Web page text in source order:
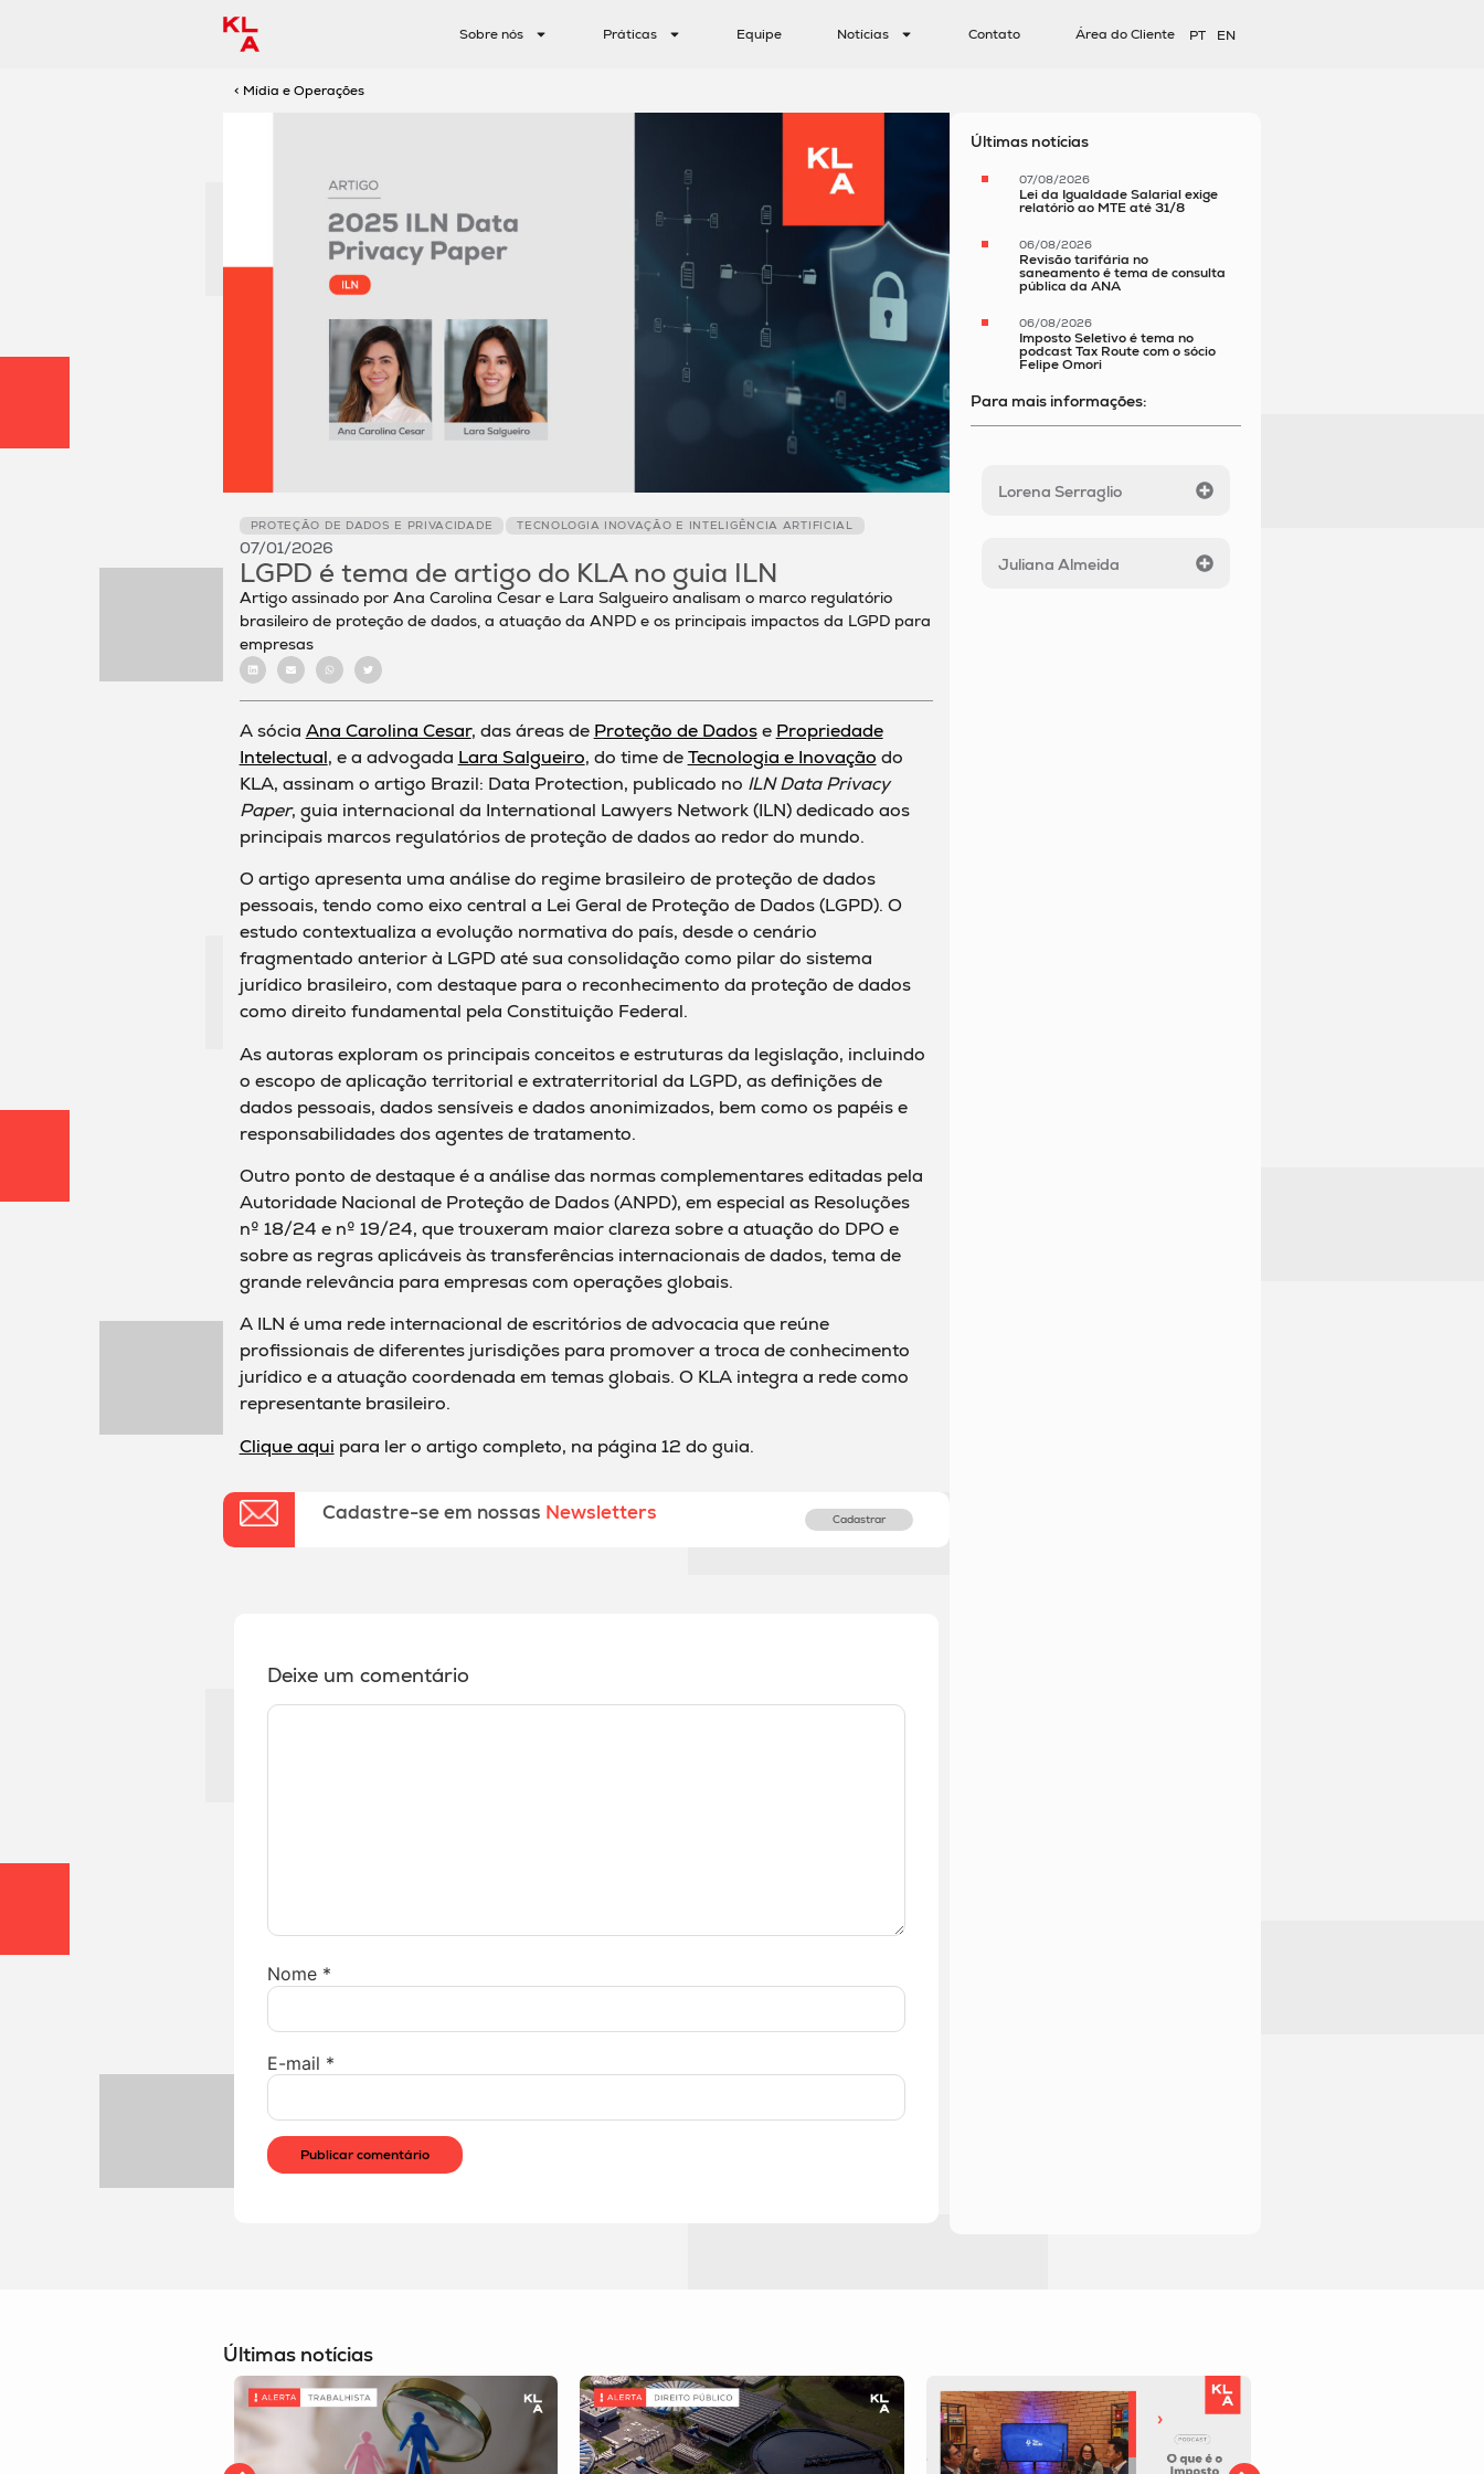
Sobre nós Práticas Equipe Notícias Contato Área do Cliente PT EN
< Mídia e Operações
PROTEÇÃO DE DADOS E PRIVACIDADE TECNOLOGIA INOVAÇÃO E INTELIGÊNCIA ARTIFICIAL
07/01/2026
LGPD é tema de artigo do KLA no guia ILN
Artigo assinado por Ana Carolina Cesar e Lara Salgueiro analisam o marco regulatório
brasileiro de proteção de dados, a atuação da ANPD e os principais impactos da LGPD para
empresas
A sócia Ana Carolina Cesar, das áreas de Proteção de Dadose Propriedade
Intelectual, e a advogada Lara Salgueiro, do time deTecnologia e Inovação do
KLA, assinam o artigo Brazil: Data Protection, publicado no ILN Data Privacy
Paper, guia internacional da International Lawyers Network (ILN) dedicado aos
principais marcos regulatórios de proteção de dados ao redor do mundo.
O artigo apresenta uma análise do regime brasileiro de proteção de dados
pessoais, tendo como eixo central a Lei Geral de Proteção de Dados (LGPD). O
estudo contextualiza a evolução normativa do país, desde o cenário
fragmentado anterior à LGPD até sua consolidação como pilar do sistema
jurídico brasileiro, com destaque para o reconhecimento da proteção de dados
como direito fundamental pela Constituição Federal.
As autoras exploram os principais conceitos e estruturas da legislação, incluindo
o escopo de aplicação territorial e extraterritorial da LGPD, as definições de
dados pessoais, dados sensíveis e dados anonimizados, bem como os papéis e
responsabilidades dos agentes de tratamento.
Outro ponto de destaque é a análise das normas complementares editadas pela
Autoridade Nacional de Proteção de Dados (ANPD), em especial as Resoluções
nº 18/24 e nº 19/24, que trouxeram maior clareza sobre a atuação do DPO e
sobre as regras aplicáveis às transferências internacionais de dados, tema de
grande relevância para empresas com operações globais.
A ILN é uma rede internacional de escritórios de advocacia que reúne
profissionais de diferentes jurisdições para promover a troca de conhecimento
jurídico e a atuação coordenada em temas globais. O KLA integra a rede como
representante brasileiro.
Clique aqui para ler o artigo completo, na página 12 do guia.
Cadastre-se em nossas Newsletters Cadastrar
Deixe um comentário
Nome *
E-mail *
Últimas notícias
07/08/2026
Lei da Igualdade Salarial exige
relatório ao MTE até 31/8
06/08/2026
Revisão tarifária no
saneamento é tema de consulta
pública da ANA
06/08/2026
Imposto Seletivo é tema no
podcast Tax Route com o sócio
Felipe Omori
Para mais informações:
Lorena Serraglio
Juliana Almeida
Últimas notícias